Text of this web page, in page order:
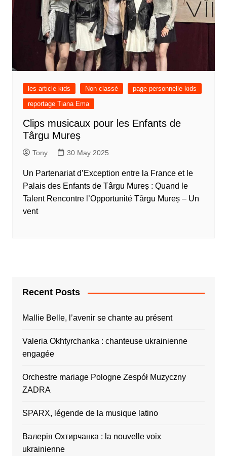
les article kids Non classé
page personnelle kids
reportage Tiana Ema
Clips musicaux pour les Enfants de
Târgu Mureș
Tony 30 May 2025
Un Partenariat d’Exception entre la France et le
Palais des Enfants de Târgu Mureș : Quand le
Talent Rencontre l’Opportunité Târgu Mureș – Un
vent
Recent Posts
Mallie Belle, l’avenir se chante au présent
Valeria Okhtyrchanka : chanteuse ukrainienne
engagée
Orchestre mariage Pologne Zespół Muzyczny
ZADRA
SPARX, légende de la musique latino
Валерія Охтирчанка : la nouvelle voix
ukrainienne